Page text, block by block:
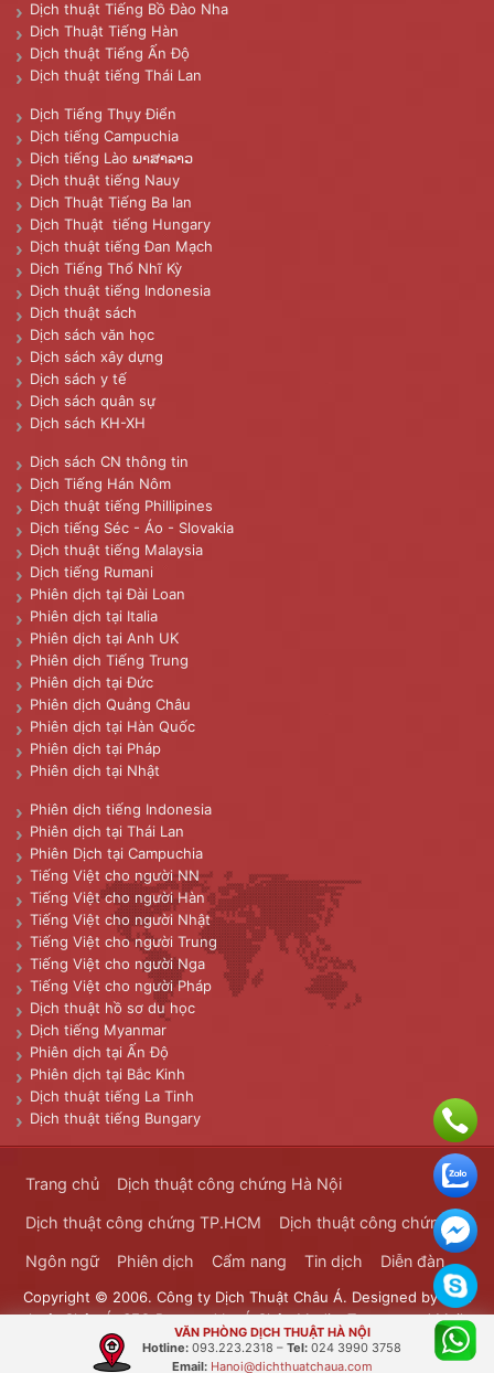
Dịch thuật Tiếng Bồ Đào Nha
Dịch Thuật Tiếng Hàn
Dịch thuật Tiếng Ấn Độ
Dịch thuật tiếng Thái Lan
Dịch Tiếng Thụy Điển
Dịch tiếng Campuchia
Dịch tiếng Lào ພາສາລາວ
Dịch thuật tiếng Nauy
Dịch Thuật Tiếng Ba lan
Dịch Thuật tiếng Hungary
Dịch thuật tiếng Đan Mạch
Dịch Tiếng Thổ Nhĩ Kỳ
Dịch thuật tiếng Indonesia
Dịch thuật sách
Dịch sách văn học
Dịch sách xây dựng
Dịch sách y tế
Dịch sách quân sự
Dịch sách KH-XH
Dịch sách CN thông tin
Dịch Tiếng Hán Nôm
Dịch thuật tiếng Phillipines
Dịch tiếng Séc - Áo - Slovakia
Dịch thuật tiếng Malaysia
Dịch tiếng Rumani
Phiên dịch tại Đài Loan
Phiên dịch tại Italia
Phiên dịch tại Anh UK
Phiên dịch Tiếng Trung
Phiên dịch tại Đức
Phiên dịch Quảng Châu
Phiên dịch tại Hàn Quốc
Phiên dịch tại Pháp
Phiên dịch tại Nhật
Phiên dịch tiếng Indonesia
Phiên dịch tại Thái Lan
Phiên Dịch tại Campuchia
Tiếng Việt cho người NN
Tiếng Việt cho người Hàn
Tiếng Việt cho người Nhật
Tiếng Việt cho người Trung
Tiếng Việt cho người Nga
Tiếng Việt cho người Pháp
Dịch thuật hồ sơ du học
Dịch tiếng Myanmar
Phiên dịch tại Ấn Độ
Phiên dịch tại Bắc Kinh
Dịch thuật tiếng La Tinh
Dịch thuật tiếng Bungary
Trang chủ Dịch thuật công chứng Hà Nội
Dịch thuật công chứng TP.HCM Dịch thuật công chứng
Ngôn ngữ Phiên dịch Cẩm nang Tin dịch Diễn đàn
Copyright © 2006. Công ty Dịch Thuật Châu Á. Designed byDịch
thuật Châu Á. SEO Powered byÁ Châu Media. Transported Mails
Bưu Chính Đông Dương
VĂN PHÒNG DỊCH THUẬT HÀ NỘI
Hotline: 093.223.2318 – Tel: 024 3990 3758
Email: Hanoi@dichthuatchaua.com